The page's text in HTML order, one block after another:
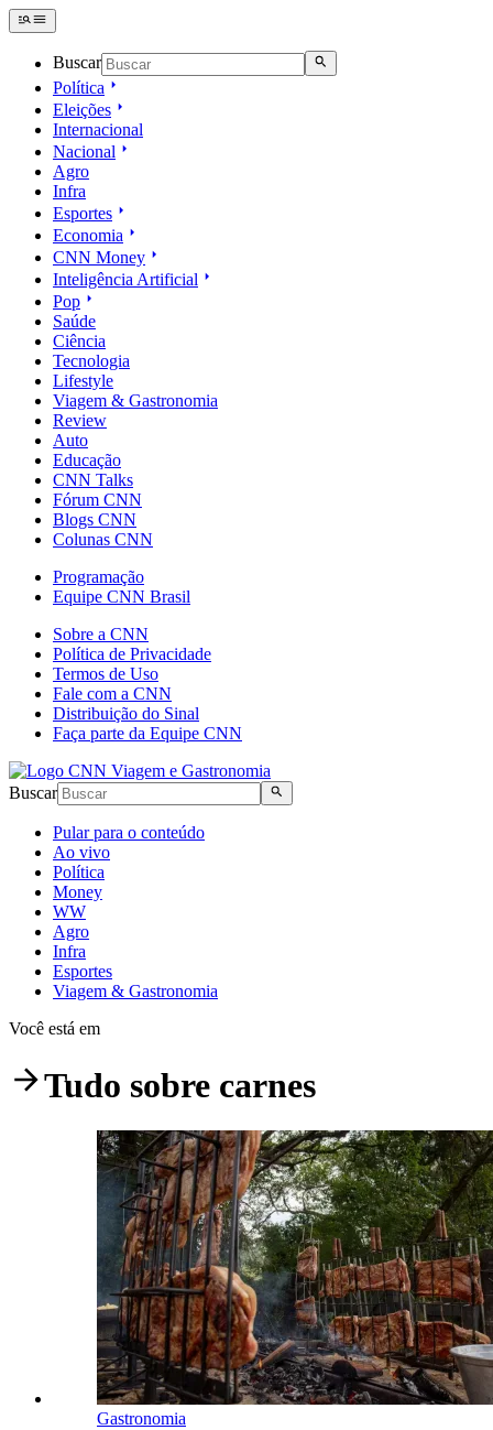
Buscar
Política
Eleições
Internacional
Nacional
Agro
Infra
Esportes
Economia
CNN Money
Inteligência Artificial
Pop
Saúde
Ciência
Tecnologia
Lifestyle
Viagem & Gastronomia
Review
Auto
Educação
CNN Talks
Fórum CNN
Blogs CNN
Colunas CNN
Programação
Equipe CNN Brasil
Sobre a CNN
Política de Privacidade
Termos de Uso
Fale com a CNN
Distribuição do Sinal
Faça parte da Equipe CNN
Buscar
Pular para o conteúdo
Ao vivo
Política
Money
WW
Agro
Infra
Esportes
Viagem & Gastronomia
Você está em
Tudo sobre carnes
Gastronomia